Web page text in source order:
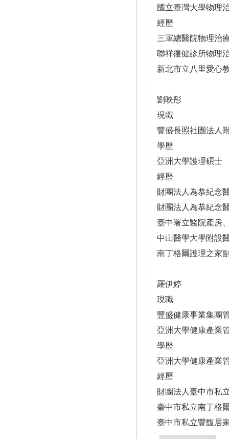
國立臺灣大學物理
經歷
三軍總醫院物理治
聯祥復健診所物理
新北市立八里愛心
劉映彤
現職
豐盛長照社團法人
學歷
亞洲大學護理碩士
經歷
財團法人為恭紀念
財團法人為恭紀念
臺中署立醫院產房
中山醫學大學附設
南丁格爾護理之家
羅伊婷
現職
豐盛健康事業集團
亞洲大學健康產業
學歷
亞洲大學健康產業
經歷
財團法人臺中市私
臺中市私立南丁格
臺中市私立豐馥居